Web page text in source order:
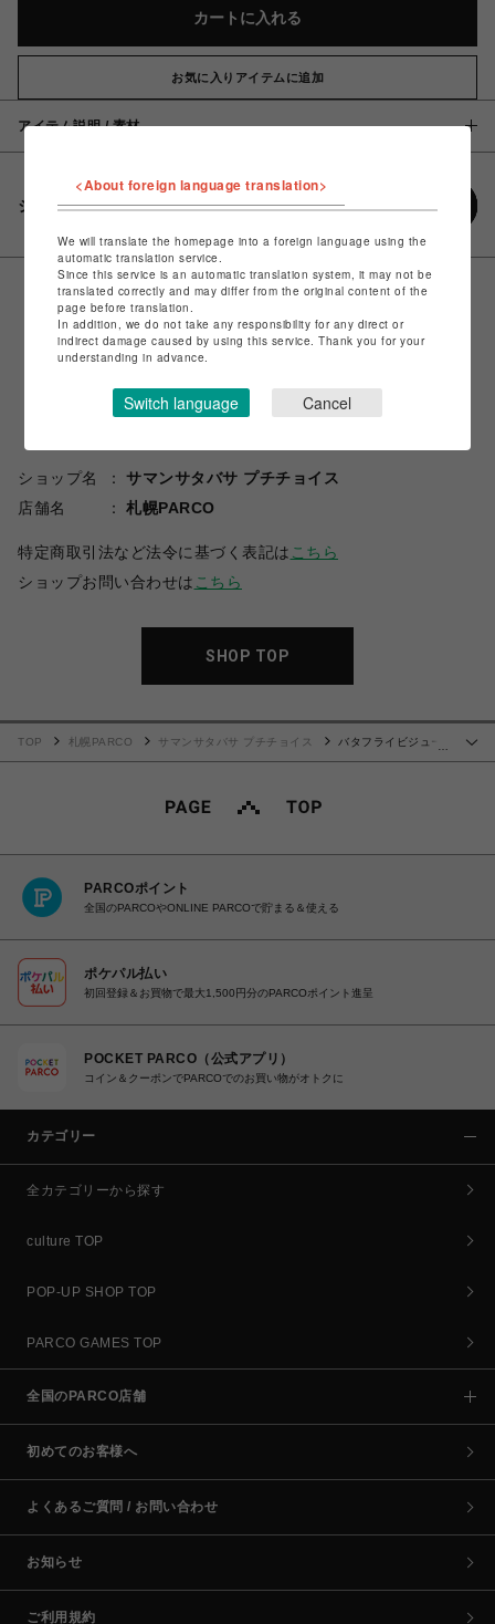
カートに入れる
お気に入りアイテムに追加
アイテム説明 / 素材
シェアする
ショップ名
サマンサタバサ プチチョイス
店舗名
札幌PARCO
特定商取引法など法令に基づく表記は こちら
ショップお問い合わせは こちら
SHOP TOP
…
TOP 札幌PARCO サマンサタバサ プチチョイス
バタフライビジュー
PARCOポイント
全国のPARCOやONLINE PARCOで貯まる＆使える
ポケパル払い
初回登録＆お買物で最大1,500円分のPARCOポイント進呈
POCKET PARCO（公式アプリ）
コイン＆クーポンでPARCOでのお買い物がオトクに
カテゴリー
全カテゴリーから探す
culture TOP
POP-UP SHOP TOP
PARCO GAMES TOP
全国のPARCO店舗
初めてのお客様へ
よくあるご質問 / お問い合わせ
お知らせ
ご利用規約
<About foreign language translation>
We will translate the homepage into a foreign language using the
automatic translation service.
Since this service is an automatic translation system, it may not be
translated correctly and may differ from the original content of the
page before translation.
In addition, we do not take any responsibility for any direct or
indirect damage caused by using this service. Thank you for your
understanding in advance.
Switch language Cancel